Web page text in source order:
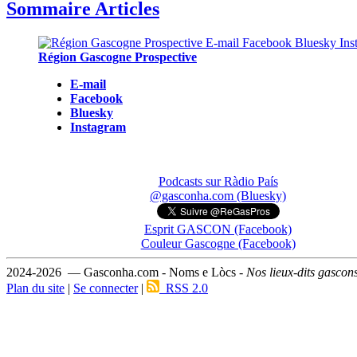
Sommaire Articles
Région Gascogne Prospective
E-mail
Facebook
Bluesky
Instagram
Podcasts sur Ràdio País
@gasconha.com (Bluesky)
Esprit GASCON (Facebook)
Couleur Gascogne (Facebook)
2024-2026 — Gasconha.com - Noms e Lòcs - Nos lieux-dits
Plan du site | Se connecter| RSS 2.0